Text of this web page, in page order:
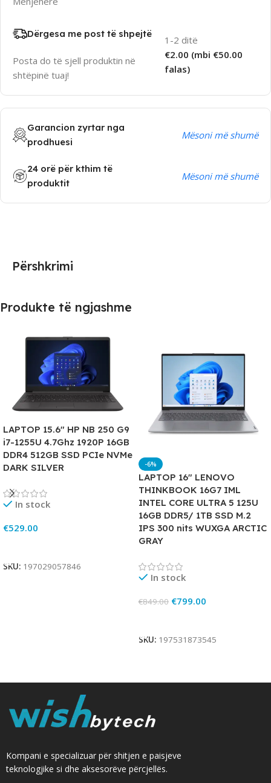
Dërgesa me post të shpejtë
Posta do të sjell produktin në
shtëpinë tuaj!
1-2 ditë
€2.00 (mbi €50.00
falas)
Garancion zyrtar nga
prodhuesi
Mësoni më shumë
24 orë për kthim të
produktit
Mësoni më shumë
Përshkrimi
Produkte të ngjashme
LAPTOP 15.6″ HP NB 250 G9
i7-1255U 4.7Ghz 1920P 16GB
DDR4 512GB SSD PCIe NVMe
DARK SILVER
In stock
€529.00
SKU: 197029057846
-6%
LAPTOP 16″ LENOVO
THINKBOOK 16G7 IML
INTEL CORE ULTRA 5 125U
16GB DDR5/ 1TB SSD M.2
IPS 300 nits WUXGA ARCTIC
GRAY
In stock
€849.00 €799.00
SKU: 197531873545
Kompani e specializuar për shitjen e paisjeve
teknologjike si dhe aksesorëve përcjellës.